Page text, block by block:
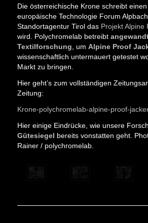
Die österreichische Krone schreibt
europäische Technologie Forum
Standortagentur Tirol das Projekt Alpine
wird. Polychromelab betreibt
Textilforschung , um Alpine Proof
wissenschaftlich untermauert getestet
Markt zu bringen.
Hier geht’s zum vollständigen
Zeitung:
Krone-polychromelab-alpine-proof-
Hier einige Eindrücke, wie unsere
Gütesiegel bereits vonstatten geht.
Rainer / polychromelab.